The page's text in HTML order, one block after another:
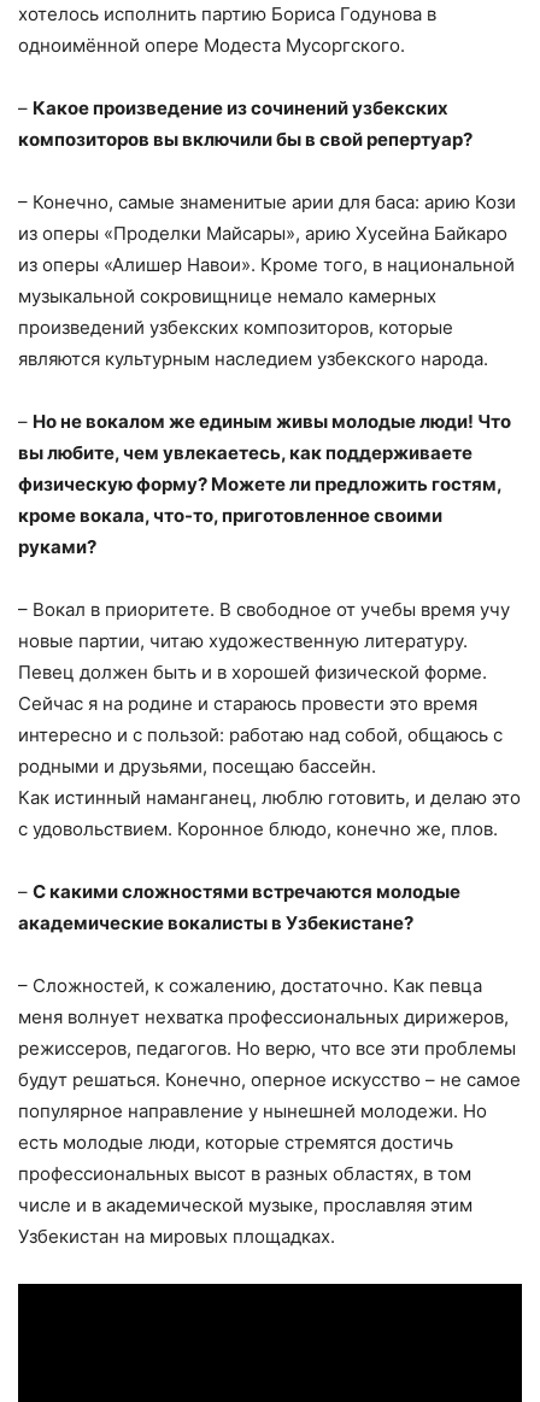
хотелось исполнить партию Бориса Годунова в
одноимённой опере Модеста Мусоргского.
– Какое произведение из сочинений узбекских
композиторов вы включили бы в свой репертуар?
– Конечно, самые знаменитые арии для баса: арию Кози
из оперы «Проделки Майсары», арию Хусейна Байкаро
из оперы «Алишер Навои». Кроме того, в национальной
музыкальной сокровищнице немало камерных
произведений узбекских композиторов, которые
являются культурным наследием узбекского народа.
– Но не вокалом же единым живы молодые люди! Что
вы любите, чем увлекаетесь, как поддерживаете
физическую форму? Можете ли предложить гостям,
кроме вокала, что-то, приготовленное своими
руками?
– Вокал в приоритете. В свободное от учебы время учу
новые партии, читаю художественную литературу.
Певец должен быть и в хорошей физической форме.
Сейчас я на родине и стараюсь провести это время
интересно и с пользой: работаю над собой, общаюсь с
родными и друзьями, посещаю бассейн.
Как истинный наманганец, люблю готовить, и делаю это
с удовольствием. Коронное блюдо, конечно же, плов.
– С какими сложностями встречаются молодые
академические вокалисты в Узбекистане?
– Сложностей, к сожалению, достаточно. Как певца
меня волнует нехватка профессиональных дирижеров,
режиссеров, педагогов. Но верю, что все эти проблемы
будут решаться. Конечно, оперное искусство – не самое
популярное направление у нынешней молодежи. Но
есть молодые люди, которые стремятся достичь
профессиональных высот в разных областях, в том
числе и в академической музыке, прославляя этим
Узбекистан на мировых площадках.